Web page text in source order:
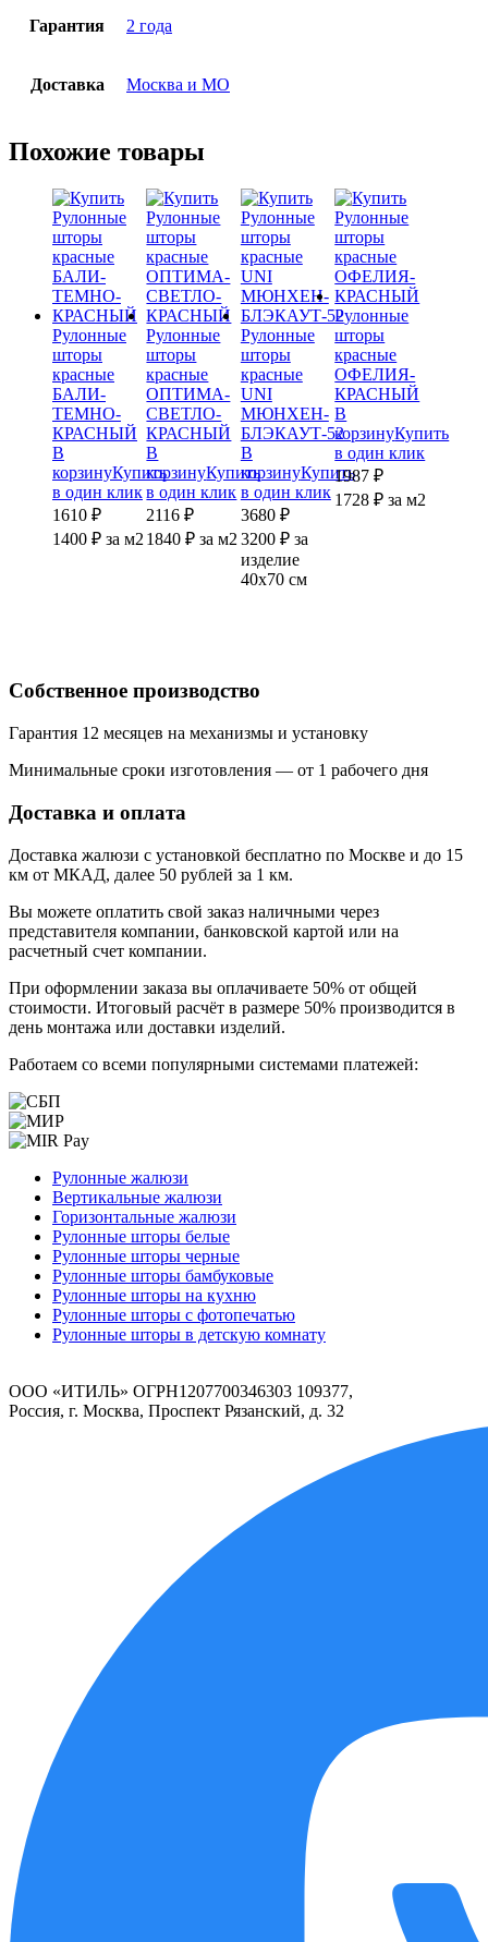
Гарантия 2 года
Доставка Москва и МО
Похожие товары
Рулонные
шторы
красные
БАЛИ-
ТЕМНО-
КРАСНЫЙ
В
корзинуКупить
в один клик
1610 ₽
1400 ₽ за м2
Рулонные
шторы
красные
ОПТИМА-
СВЕТЛО-
КРАСНЫЙ
В
корзинуКупить
в один клик
2116 ₽
1840₽ за м2
Рулонные
шторы
красные
UNI
МЮНХЕН-
БЛЭКАУТ-52
В
корзинуКупить
в один клик
3680 ₽
3200 ₽ за
изделие
40х70 см
Рулонные
шторы
красные
ОФЕЛИЯ-
КРАСНЫЙ
В
корзинуКупить
в один клик
1987 ₽
1728₽ за м2
Собственное производство
Гарантия 12 месяцев на механизмы и установку
Минимальные сроки изготовления — от 1 рабочего дня
Доставка и оплата
Доставка жалюзи с установкой бесплатно по Москве и до 15
км от МКАД, далее 50 рублей за 1 км.
Вы можете оплатить свой заказ наличными через
представителя компании, банковской картой или на
расчетный счет компании.
При оформлении заказа вы оплачиваете 50% от общей
стоимости. Итоговый расчёт в размере 50% производится в
день монтажа или доставки изделий.
Работаем со всеми популярными системами платежей:
Рулонные жалюзи
Вертикальные жалюзи
Горизонтальные жалюзи
Рулонные шторы белые
Рулонные шторы черные
Рулонные шторы бамбуковые
Рулонные шторы на кухню
Рулонные шторы с фотопечатью
Рулонные шторы в детскую комнату
ООО «ИТИЛЬ» ОГРН1207700346303 109377,
Россия, г. Москва, Проспект Рязанский, д. 32